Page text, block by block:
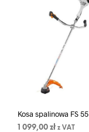
Kosa spalinowa FS 55
1 099,00 zł z VAT